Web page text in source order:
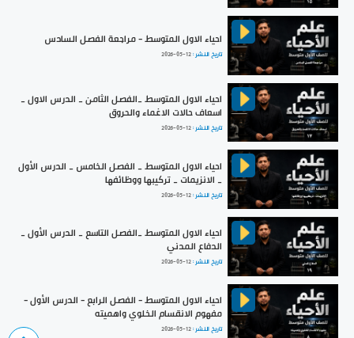
احياء الاول المتوسط - مراجعة الفصل السادس
تاريخ النشر :2026-05-12
احياء الاول المتوسط _الفصل الثامن _ الدرس الاول _
اسعاف حالات الاغماء والحروق
تاريخ النشر :2026-05-12
احياء الاول المتوسط _ الفصل الخامس _ الدرس الأول
_ الانزيمات _ تركيبها ووظائفها
تاريخ النشر :2026-05-12
احياء الاول المتوسط _الفصل التاسع _ الدرس الأول _
الدفاع المدني
تاريخ النشر :2026-05-12
احياء الاول المتوسط - الفصل الرابع - الدرس الأول -
مفهوم الانقسام الخلوي واهميته
تاريخ النشر :2026-05-12